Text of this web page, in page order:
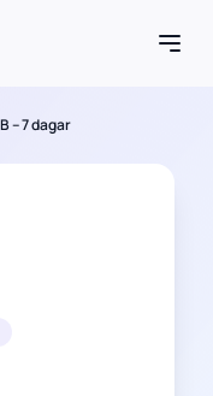
– 7 dagar